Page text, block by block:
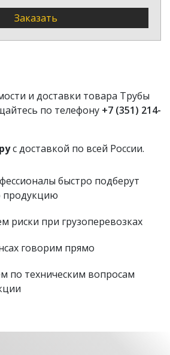
Заказать
и доставки товара Трубы
по телефону +7 (351) 214-
с доставкой по всей России.
быстро подберут
продукцию
риски при грузоперевозках
говорим прямо
по техническим вопросам